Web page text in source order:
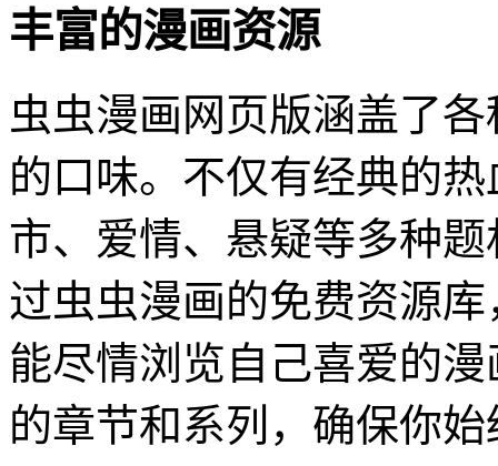
丰富的漫画资源
虫虫漫画网页版涵盖了
的口味。不仅有经典的
市、爱情、悬疑等多种
过虫虫漫画的免费资源
能尽情浏览自己喜爱的
的章节和系列，确保你